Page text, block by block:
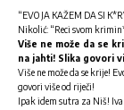
“EVO JA KAŽEM DA SI
Nikolić: “Reci svom
Više ne može da se
na jahti! Slika govori
Više ne može da se krije!
govori više od riječi!
Ipak idem sutra za Niš!